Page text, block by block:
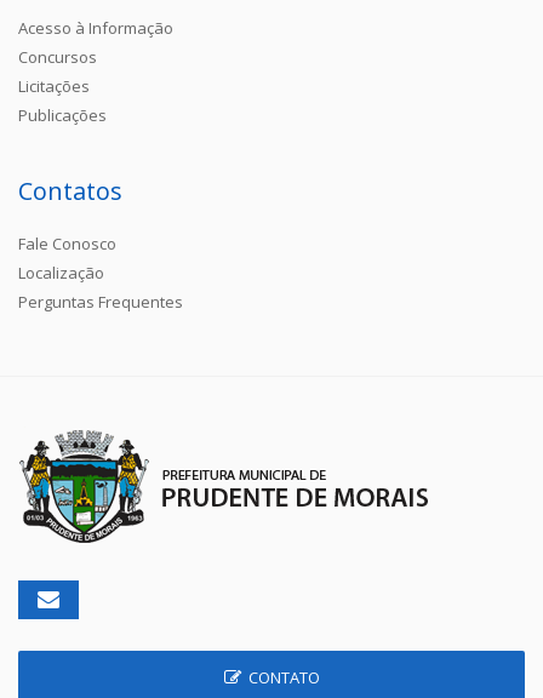
Acesso à Informação
Concursos
Licitações
Publicações
Contatos
Fale Conosco
Localização
Perguntas Frequentes
CONTATO